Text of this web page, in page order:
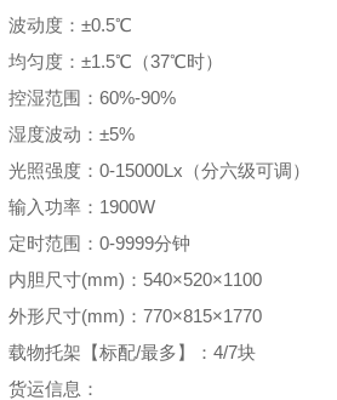
波动度： ±0.5℃
均匀度： ±1.5℃（37℃时）
控湿范围： 60%-90%
湿度波动： ±5%
光照强度： 0-15000Lx（分六级可调）
输入功率： 1900W
定时范围： 0-9999分钟
内胆尺寸(mm)：540×520×1100
外形尺寸(mm)：770×815×1770
载物托架【标配/最多】：4/7块
货运信息：